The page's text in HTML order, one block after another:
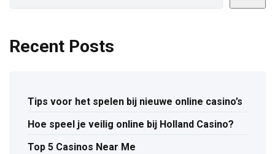
Recent Posts
Tips voor het spelen bij nieuwe online casino’s
Hoe speel je veilig online bij Holland Casino?
Top 5 Casinos Near Me